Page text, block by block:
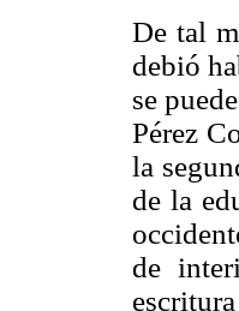
De tal
debió
se
Pérez
la
de la
de